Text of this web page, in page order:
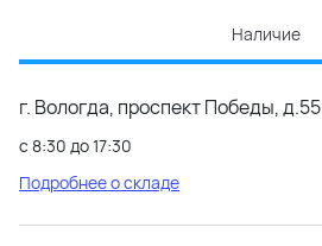
Наличие
г. Вологда, проспект Победы, д.55
с 8:30 до 17:30
Подробнее о складе